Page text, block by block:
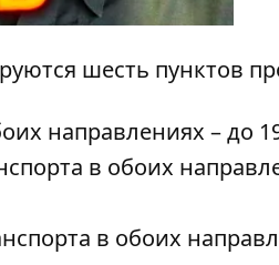
шесть пунктов
направлениях – до
в обоих
в обоих